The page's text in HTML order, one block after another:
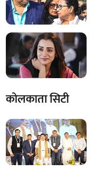
कोलकाता सिटी